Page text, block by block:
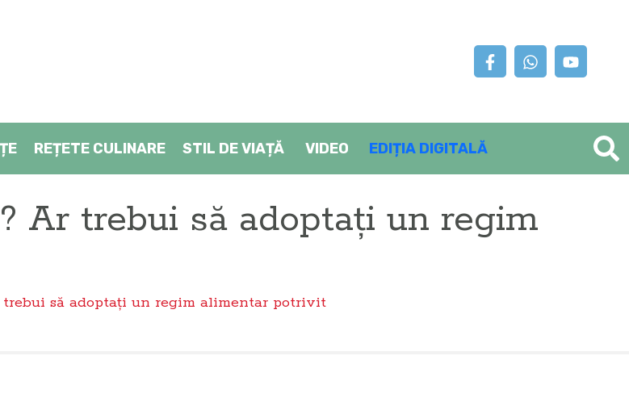
REȚETE CULINARE STIL DE VIAȚĂ VIDEO EDIȚIA DIGITALĂ
Ar trebui să adoptați un regim
să adoptați un regim alimentar potrivit